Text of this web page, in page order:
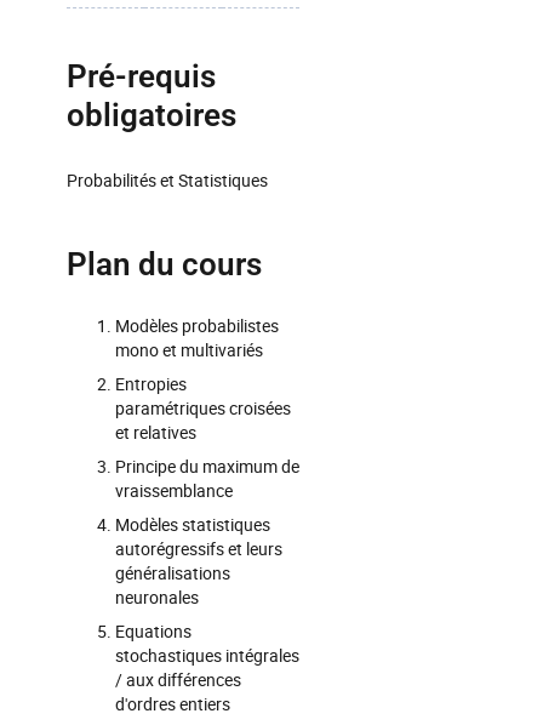
Pré-requis
obligatoires
Probabilités et Statistiques
Plan du cours
Modèles probabilistes
mono et multivariés
Entropies
paramétriques croisées
et relatives
Principe du maximum de
vraissemblance
Modèles statistiques
autorégressifs et leurs
généralisations
neuronales
Equations
stochastiques intégrales
/ aux différences
d'ordres entiers